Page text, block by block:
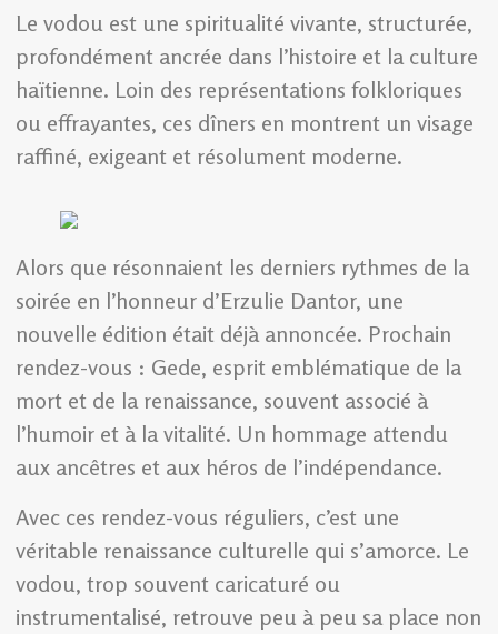
Le vodou est une spiritualité vivante, structurée,
profondément ancrée dans l’histoire et la culture
haïtienne. Loin des représentations folkloriques
ou effrayantes, ces dîners en montrent un visage
raffiné, exigeant et résolument moderne.
Alors que résonnaient les derniers rythmes de la
soirée en l’honneur d’Erzulie Dantor, une
nouvelle édition était déjà annoncée. Prochain
rendez-vous : Gede, esprit emblématique de la
mort et de la renaissance, souvent associé à
l’humoir et à la vitalité. Un hommage attendu
aux ancêtres et aux héros de l’indépendance.
Avec ces rendez-vous réguliers, c’est une
véritable renaissance culturelle qui s’amorce. Le
vodou, trop souvent caricaturé ou
instrumentalisé, retrouve peu à peu sa place non